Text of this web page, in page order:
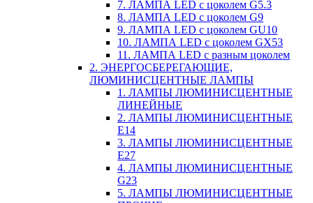
7. ЛАМПА LED c цоколем G5.3
8. ЛАМПА LED c цоколем G9
9. ЛАМПА LED c цоколем GU10
10. ЛАМПА LED c цоколем GX53
11. ЛАМПА LED c разным цоколем
2. ЭНЕРГОСБЕРЕГАЮЩИЕ,
ЛЮМИНИСЦЕНТНЫЕ ЛАМПЫ
1. ЛАМПЫ ЛЮМИНИСЦЕНТНЫЕ
ЛИНЕЙНЫЕ
2. ЛАМПЫ ЛЮМИНИСЦЕНТНЫЕ
E14
3. ЛАМПЫ ЛЮМИНИСЦЕНТНЫЕ
E27
4. ЛАМПЫ ЛЮМИНИСЦЕНТНЫЕ
G23
5. ЛАМПЫ ЛЮМИНИСЦЕНТНЫЕ